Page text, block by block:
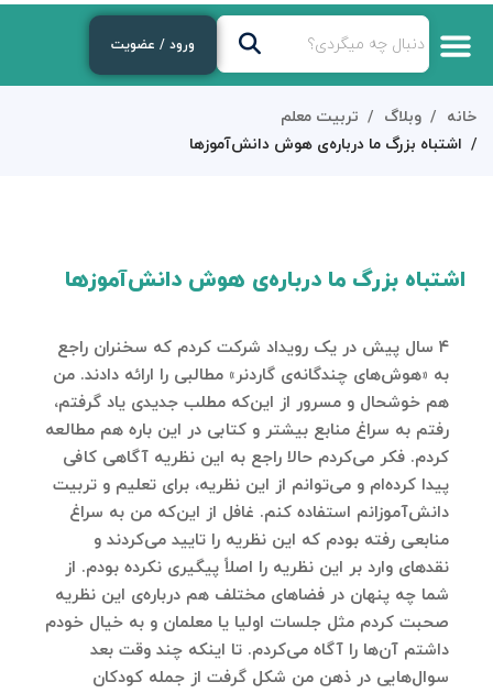
ورود / عضویت
خانه وبلاگ
تربیت معلم
اشتباه بزرگ ما درباره‌ی هوش دانش‌آموزها
اشتباه بزرگ ما درباره‌ی هوش دانش‌آموزها
۴ سال پیش در یک رویداد شرکت کردم که سخنران راجع
به «هوش‌های چندگانه‌ی گاردنر» مطالبی را ارائه دادند. من
هم خوشحال و مسرور از این‌که مطلب جدیدی یاد گرفتم،
رفتم به سراغ منابع بیشتر و کتابی در این باره هم مطالعه
کردم. فکر می‌کردم حالا راجع به این نظریه آگاهی کافی
پیدا کرده‌ام و می‌توانم از این نظریه، برای تعلیم و تربیت
دانش‌آموزانم استفاده کنم. غافل از این‌که من به سراغ
منابعی رفته بودم که این نظریه را تایید می‌کردند و
نقدهای وارد بر این نظریه را اصلاً پیگیری نکرده بودم. از
شما چه پنهان در فضاهای مختلف هم درباره‌ی این نظریه
صحبت کردم مثل جلسات اولیا یا معلمان و به خیال خودم
داشتم آن‌ها را آگاه می‌کردم. تا اینکه چند وقت بعد
سوال‌هایی در ذهن من شکل گرفت از جمله کودکان